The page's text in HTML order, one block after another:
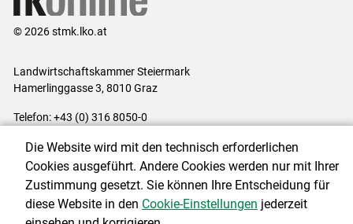
© 2026 stmk.lko.at
Landwirtschaftskammer Steiermark
Hamerlinggasse 3, 8010 Graz
Telefon: +43 (0) 316 8050-0
Impressum|Kontakt|Datenschutzerklärung|Barrierefreiheit|
Cookie-Einstellungen
Die Website wird mit den technisch erforderlichen
Cookies ausgeführt. Andere Cookies werden nur mit Ihrer
Zustimmung gesetzt. Sie können Ihre Entscheidung für
diese Website in den Cookie-Einstellungen jederzeit